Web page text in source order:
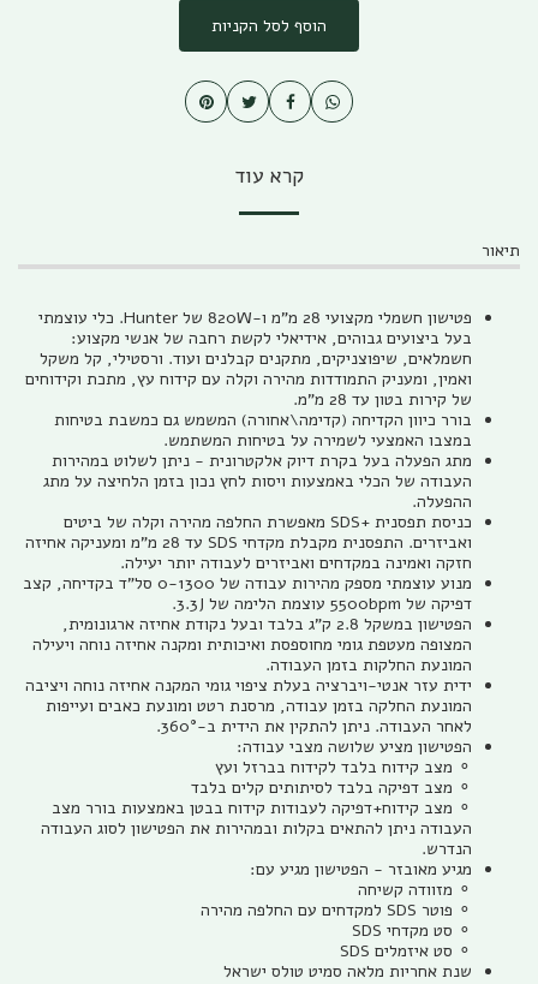
הוסף לסל הקניות
קרא עוד
תיאור
פטישון חשמלי מקצועי 28 מ"מ ו-820W של Hunter. כלי עוצמתי
בעל ביצועים גבוהים, אידיאלי לקשת רחבה של אנשי מקצוע:
חשמלאים, שיפוצניקים, מתקנים קבלנים ועוד. ורסטילי, קל משקל
ואמין, ומעניק התמודדות מהירה וקלה עם קידוח עץ, מתכת וקידוחים
של קירות בטון עד 28 מ"מ.
בורר כיוון הקדיחה (קדימה\אחורה) המשמש גם כמשבת בטיחות
במצבו האמצעי לשמירה על בטיחות המשתמש.
מתג הפעלה בעל בקרת דיוק אלקטרונית - ניתן לשלוט במהירות
העבודה של הכלי באמצעות ויסות לחץ נכון בזמן הלחיצה על מתג
ההפעלה.
כניסת תפסנית +SDS מאפשרת החלפה מהירה וקלה של ביטים
ואביזרים. התפסנית מקבלת מקדחי SDS עד 28 מ"מ ומעניקה אחיזה
חזקה ואמינה במקדחים ואביזרים לעבודה יותר יעילה.
מנוע עוצמתי מספק מהירות עבודה של 0-1300 סל"ד בקדיחה, קצב
דפיקה של 5500bpm עוצמת הלימה של 3.3J.
הפטישון במשקל 2.8 ק"ג בלבד ובעל נקודת אחיזה ארגונומית,
המצופה מעטפת גומי מחוספסת ואיכותית ומקנה אחיזה נוחה ויעילה
המונעת החלקות בזמן העבודה.
ידית עזר אנטי-ויברציה בעלת ציפוי גומי המקנה אחיזה נוחה ויציבה
המונעת החלקה בזמן עבודה, מרסנת רטט ומונעת כאבים ועייפות
לאחר העבודה. ניתן להתקין את הידית ב-360°.
הפטישון מציע שלושה מצבי עבודה:
⚬ מצב קידוח בלבד לקידוח בברזל ועץ
⚬ מצב דפיקה בלבד לסיתותים קלים בלבד
⚬ מצב קידוח+דפיקה לעבודות קידוח בבטן באמצעות בורר מצב
העבודה ניתן להתאים בקלות ובמהירות את הפטישון לסוג העבודה
הנדרש.
מגיע מאובזר - הפטישון מגיע עם:
⚬ מזוודה קשיחה
⚬ פוטר SDS למקדחים עם החלפה מהירה
⚬ סט מקדחי SDS
⚬ סט איזמלים SDS
שנת אחריות מלאה סמיט טולס ישראל